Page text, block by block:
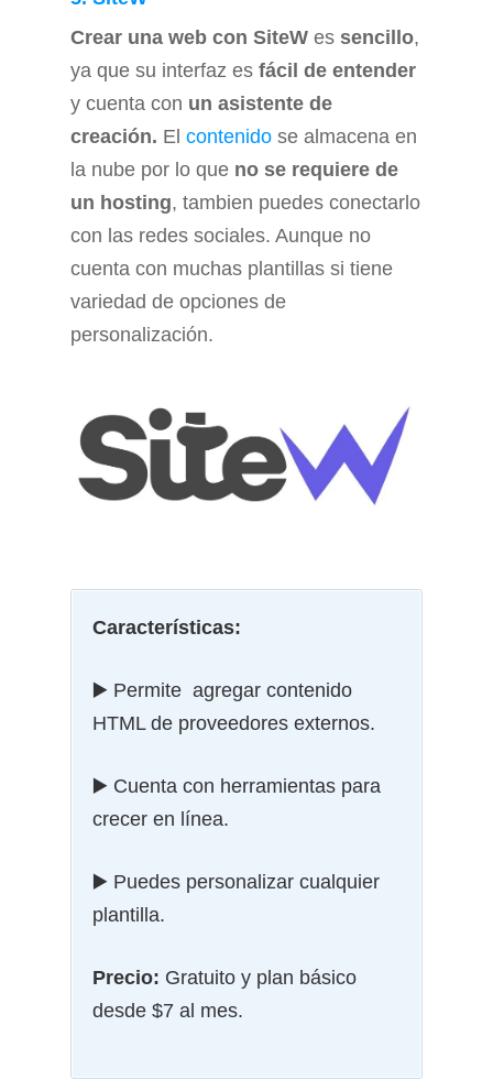
Crear una web con SiteW es sencillo,
ya que su interfaz es fácil de entender
y cuenta con un asistente de
creación. El contenido se almacena en
la nube por lo que no se requiere de
un hosting, tambien puedes conectarlo
con las redes sociales. Aunque no
cuenta con muchas plantillas si tiene
variedad de opciones de
personalización.
Características:
▶️ Permite agregar contenido
HTML de proveedores externos.
▶️ Cuenta con herramientas para
crecer en línea.
▶️ Puedes personalizar cualquier
plantilla.
Precio: Gratuito y plan básico
desde $7 al mes.